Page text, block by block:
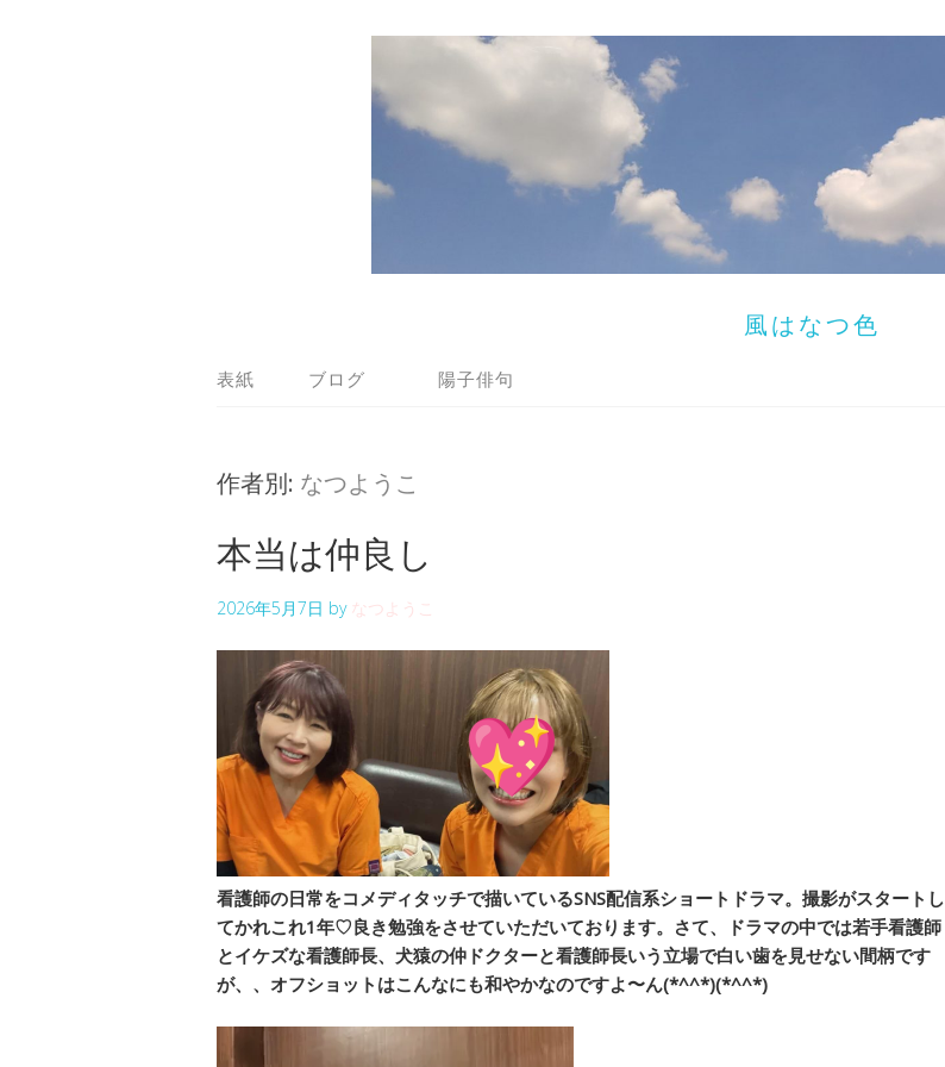
風はなつ色
表紙 ブログ 陽子俳句
作者別: なつようこ
本当は仲良し
2026年5月7日 by なつようこ
看護師の日常をコメディタッチで描いているSNS配信系ショートドラマ。撮影がスタートし
てかれこれ1年♡良き勉強をさせていただいております。さて、ドラマの中では若手看護師
とイケズな看護師長、犬猿の仲ドクターと看護師長いう立場で白い歯を見せない間柄です
が、、オフショットはこんなにも和やかなのですよ〜ん(*^^*)(*^^*)